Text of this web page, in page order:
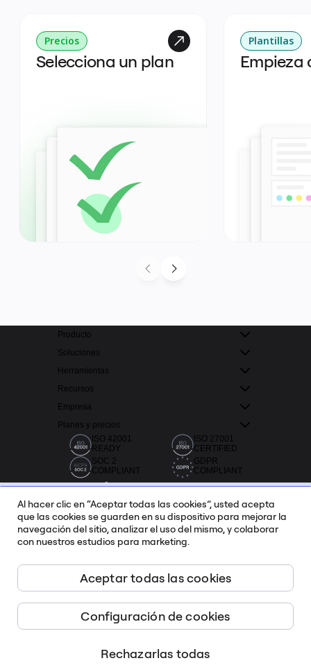
Precios
Selecciona un plan
Plantillas
Empieza
Producto
Soluciones
Herramientas
Recursos
Empresa
Planes y precios
ISO 42001
READY
ISO 27001
CERTIFIED
SOC 2
COMPLIANT
GDPR
COMPLIANT
Más de 20 000 reseñas en Capterra, G2 y Trustradius.
Miro ©2026
Política de privacidad
Al hacer clic en “Aceptar todas las cookies”, usted acepta
que las cookies se guarden en su dispositivo para mejorar la
navegación del sitio, analizar el uso del mismo, y colaborar
con nuestros estudios para marketing.
Configuración de cookies
Rechazarlas todas
Aceptar todas las cookies